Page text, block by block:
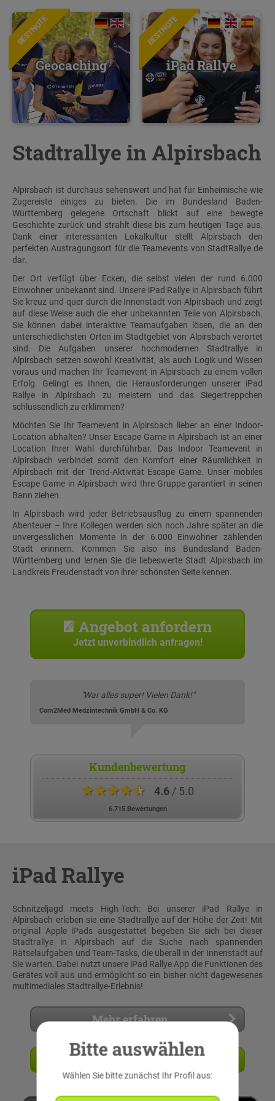
BESTNOTE
Geocaching
BESTNOTE
iPad Rallye
Stadtrallye in Alpirsbach
Alpirsbach ist durchaus sehenswert und hat für Einheimische wie
Zugereiste einiges zu bieten. Die im Bundesland Baden-
Württemberg gelegene Ortschaft blickt auf eine bewegte
Geschichte zurück und strahlt diese bis zum heutigen Tage aus.
Dank einer interessanten Lokalkultur stellt Alpirsbach den
perfekten Austragungsort für die Teamevents von StadtRallye.de
dar.
Der Ort verfügt über Ecken, die selbst vielen der rund 6.000
Einwohner unbekannt sind. Unsere iPad Rallye in Alpirsbach führt
Sie kreuz und quer durch die Innenstadt von Alpirsbach und zeigt
auf diese Weise auch die eher unbekannten Teile von Alpirsbach.
Sie können dabei interaktive Teamaufgaben lösen, die an den
unterschiedlichsten Orten im Stadtgebiet von Alpirsbach verortet
sind. Die Aufgaben unserer hochmodernen Stadtrallye in
Alpirsbach setzen sowohl Kreativität, als auch Logik und Wissen
voraus und machen Ihr Teamevent in Alpirsbach zu einem vollen
Erfolg. Gelingt es Ihnen, die Herausforderungen unserer iPad
Rallye in Alpirsbach zu meistern und das Siegertreppchen
schlussendlich zu erklimmen?
Möchten Sie Ihr Teamevent in Alpirsbach lieber an einer Indoor-
Location abhalten? Unser Escape Game in Alpirsbach ist an einer
Location Ihrer Wahl durchführbar. Das Indoor Teamevent in
Alpirsbach verbindet somit den Komfort einer Räumlichkeit in
Alpirsbach mit der Trend-Aktivität Escape Game. Unser mobiles
Escape Game in Alpirsbach wird Ihre Gruppe garantiert in seinen
Bann ziehen.
In Alpirsbach wird jeder Betriebsausflug zu einem spannenden
Abenteuer – Ihre Kollegen werden sich noch Jahre später an die
unvergesslichen Momente in der 6.000 Einwohner zählenden
Stadt erinnern. Kommen Sie also ins Bundesland Baden-
Württemberg und lernen Sie die liebeswerte Stadt Alpirsbach im
Landkreis Freudenstadt von ihrer schönsten Seite kennen.
Angebot anfordern
Jetzt unverbindlich anfragen!
"War alles super! Vielen Dank!"
Com2Med Medzintechnik GmbH & Co. KG
Kundenbewertung
★★★★★ 4.6/ 5.0
6.715 Bewertungen
iPad Rallye
Schnitzeljagd meets High-Tech: Bei unserer iPad Rallye in
Alpirsbach erleben sie eine Stadtrallye auf der Höhe der Zeit! Mit
original Apple iPads ausgestattet begeben Sie sich bei dieser
Stadtrallye in Alpirsbach auf die Suche nach spannenden
Rätselaufgaben und Team-Tasks, die überall in der Innenstadt auf
Sie warten. Dabei nutzt unsere iPad Rallye App die Funktionen des
Gerätes voll aus und ermöglicht so ein bisher nicht dagewesenes
multimediales Stadtrallye-Erlebnis!
Mehr erfahren
Angebot anfordern
Bitte auswählen
Wählen Sie bitte zunächst Ihr Profil aus: